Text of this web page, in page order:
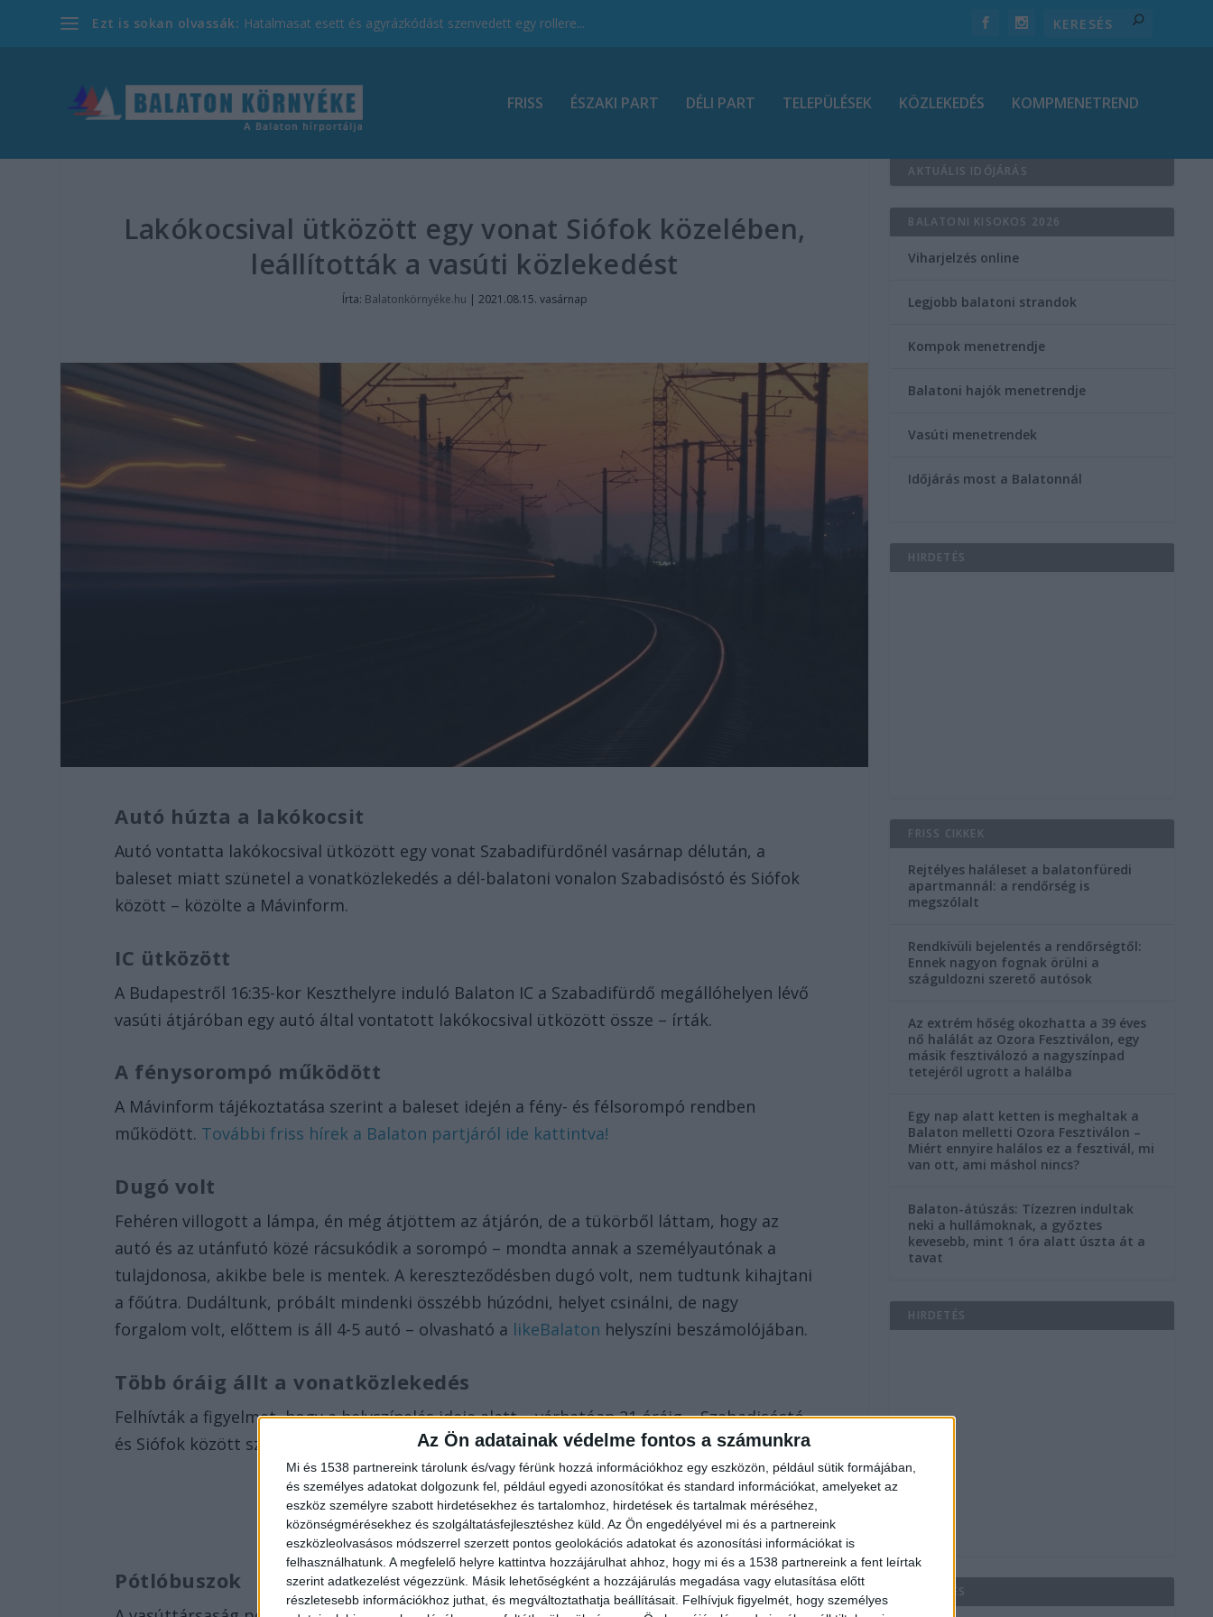
Az Ön adatainak védelme fontos a számunkra
Mi és 1538 partnereink tárolunk és/vagy férünk hozzá információkhoz egy eszközön, például sütik formájában,
és személyes adatokat dolgozunk fel, például egyedi azonosítókat és standard információkat, amelyeket az
eszköz személyre szabott hirdetésekhez és tartalomhoz, hirdetések és tartalmak méréséhez,
közönségmérésekhez és szolgáltatásfejlesztéshez küld. Az Ön engedélyével mi és a partnereink
eszközleolvasásos módszerrel szerzett pontos geolokációs adatokat és azonosítási információkat is
felhasználhatunk. A megfelelő helyre kattintva hozzájárulhat ahhoz, hogy mi és a 1538 partnereink a fent leírtak
szerint adatkezelést végezzünk. Másik lehetőségként a hozzájárulás megadása vagy elutasítása előtt
részletesebb információkhoz juthat, és megváltoztathatja beállításait. Felhívjuk figyelmét, hogy személyes
Ezt is sokan olvassák: Hatalmasat esett és agyrázkódást szenvedett egy rollere...
FRISS ÉSZAKI PART DÉLI PART TELEPÜLÉSEK KÖZLEKEDÉS KOMPMENETREND
Lakókocsival ütközött egy vonat Siófok közelében,
leállították a vasúti közlekedést
Írta: Balatonkörnyéke.hu | 2021.08.15. vasárnap
Autó húzta a lakókocsit
Autó vontatta lakókocsival ütközött egy vonat Szabadifürdőnél vasárnap délután, a
baleset miatt szünetel a vonatközlekedés a dél-balatoni vonalon Szabadisóstó és Siófok
között – közölte a Mávinform.
IC ütközött
A Budapestről 16:35-kor Keszthelyre induló Balaton IC a Szabadifürdő megállóhelyen lévő
vasúti átjáróban egy autó által vontatott lakókocsival ütközött össze – írták.
A fénysorompó működött
A Mávinform tájékoztatása szerint a baleset idején a fény- és félsorompó rendben
működött. További friss hírek a Balaton partjáról ide kattintva!
Dugó volt
Fehéren villogott a lámpa, én még átjöttem az átjárón, de a tükörből láttam, hogy az
autó és az utánfutó közé rácsukódik a sorompó – mondta annak a személyautónak a
tulajdonosa, akikbe bele is mentek. A kereszteződésben dugó volt, nem tudtunk kihajtani
a főútra. Dudáltunk, próbált mindenki összébb húzódni, helyet csinálni, de nagy
forgalom volt, előttem is áll 4-5 autó – olvasható a likeBalaton helyszíni beszámolójában.
Több óráig állt a vonatközlekedés
Felhívták a figyelmet, hogy a helyszínelés ideje alatt – várhatóan 21 óráig – Szabadisóstó
és Siófok között szünetel a vasúti közlekedés.
Pótlóbuszok
AKTUÁLIS IDŐJÁRÁS
BALATONI KISOKOS 2026
Viharjelzés online
Legjobb balatoni strandok
Kompok menetrendje
Balatoni hajók menetrendje
Vasúti menetrendek
Időjárás most a Balatonnál
HIRDETÉS
FRISS CIKKEK
Rejtélyes haláleset a balatonfüredi
apartmannál: a rendőrség is
megszólalt
Rendkívüli bejelentés a rendőrségtől:
Ennek nagyon fognak örülni a
száguldozni szerető autósok
Az extrém hőség okozhatta a 39 éves
nő halálát az Ozora Fesztiválon, egy
másik fesztiválozó a nagyszínpad
tetejéről ugrott a halálba
Egy nap alatt ketten is meghaltak a
Balaton melletti Ozora Fesztiválon –
Miért ennyire halálos ez a fesztivál, mi
van ott, ami máshol nincs?
Balaton-átúszás: Tízezren indultak
neki a hullámoknak, a győztes
kevesebb, mint 1 óra alatt úszta át a
tavat
HIRDETÉS
HIRDETÉS